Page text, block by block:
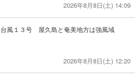
2026年8月8日(土) 14:09
台風１３号 屋久島と奄美地方は強風域
2026年8月8日(土) 12:20